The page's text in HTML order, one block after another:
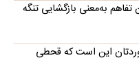
به‌معنی بازگشایی تنگه
این است که قحطی